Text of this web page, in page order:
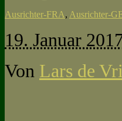
Ausrichter-FRA, Ausrichter-
19. Januar
Von Lars de